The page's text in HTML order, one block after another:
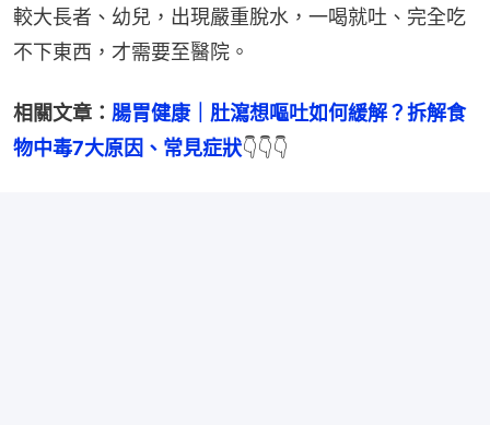
較大長者、幼兒，出現嚴重脫水，一喝就吐、完全吃
不下東西，才需要至醫院。
相關文章： 腸胃健康｜肚瀉想嘔吐如何緩解？拆解食
物中毒7大原因、常見症狀👇👇👇